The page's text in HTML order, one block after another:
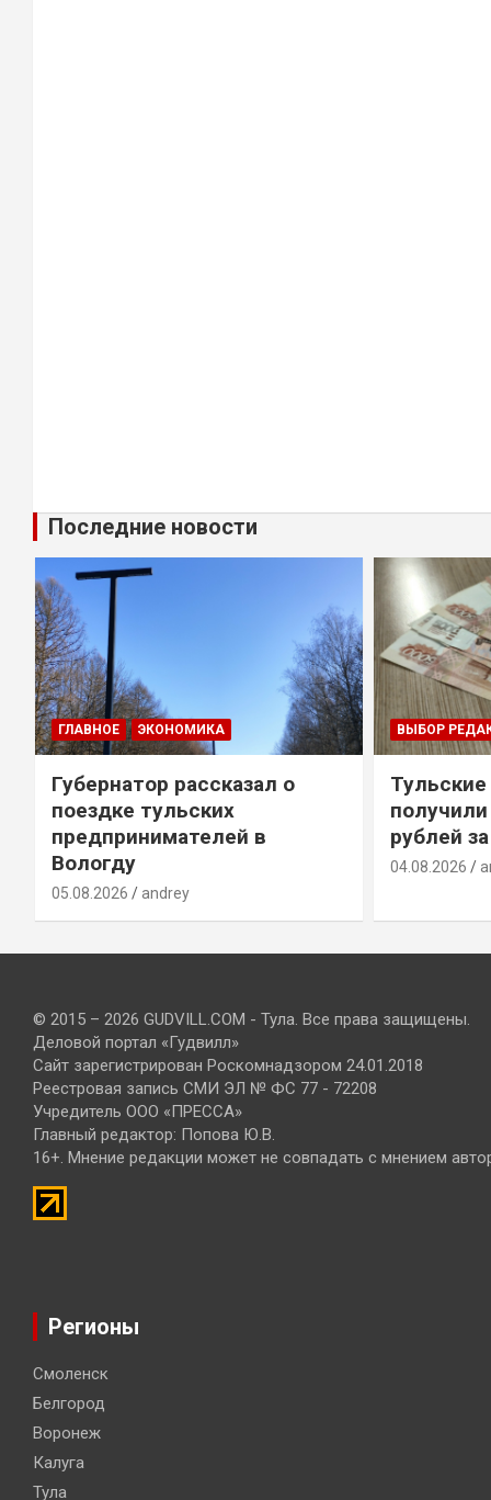
Последние новости
ГЛАВНОЕ ЭКОНОМИКА
Губернатор рассказал о
поездке тульских
предпринимателей в
Вологду
05.08.2026 andrey
ВЫБОР
рублей
04.08.2026
© 2015 – 2026 GUDVILL.COM - Тула. Все права защищены.
Деловой портал «Гудвилл»
Сайт зарегистрирован Роскомнадзором 24.01.2018
Реестровая запись СМИ ЭЛ № ФС 77 - 72208
Учредитель ООО «ПРЕССА»
Главный редактор: Попова Ю.В.
16+. Мнение редакции может не совпадать с мнением
Регионы
Смоленск
Белгород
Воронеж
Калуга
Тула